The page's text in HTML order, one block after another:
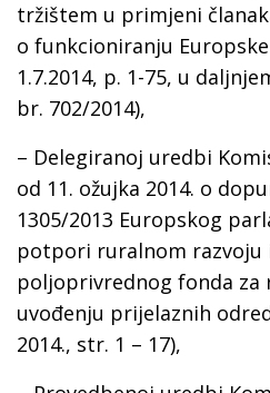
tržištem u primjeni
o funkcioniranju Europske
1.7.2014, p. 1-75, u
br. 702/2014),
– Delegiranoj uredbi
od 11. ožujka 2014. o
1305/2013 Europskog
potpori ruralnom razvoju
poljoprivrednog fonda za
uvođenju prijelaznih
2014., str. 1 – 17),